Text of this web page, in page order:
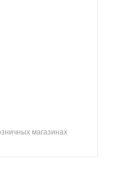
магазинах